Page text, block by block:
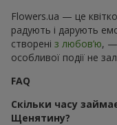
Flowers.ua — це
радують і дарують
створені з любов’ю, —
особливої події не
FAQ
Скільки часу
Щенятину?